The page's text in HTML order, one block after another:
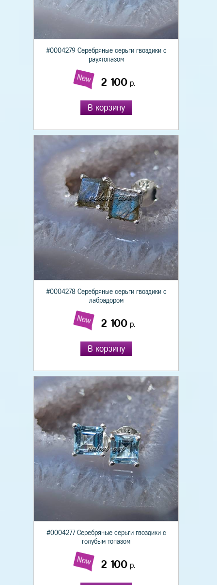
#0004279 Серебряные серьги гвоздики с
раухтопазом
New 2 100р.
В корзину
#0004278 Серебряные серьги гвоздики с
лабрадором
New 2 100р.
В корзину
#0004277 Серебряные серьги гвоздики с
голубым топазом
New 2 100р.